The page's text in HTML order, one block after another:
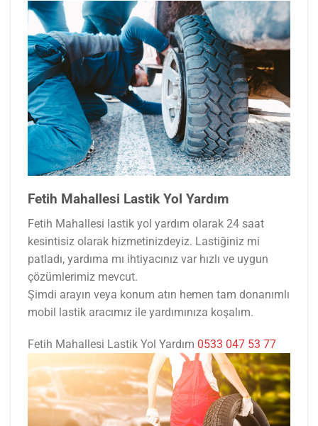
Fetih Mahallesi Lastik Yol Yardım
Fetih Mahallesi lastik yol yardım olarak 24 saat
kesintisiz olarak hizmetinizdeyiz. Lastiğiniz mi
patladı, yardıma mı ihtiyacınız var hızlı ve uygun
çözümlerimiz mevcut.
Şimdi arayın veya konum atın hemen tam donanımlı
mobil lastik aracımız ile yardımınıza koşalım.
Fetih Mahallesi Lastik Yol Yardım 0533 047 53 77